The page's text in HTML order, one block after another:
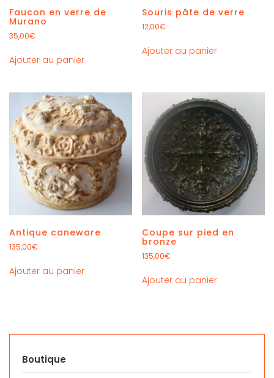
Faucon en verre de
Murano
35,00€
Ajouter au panier
Souris pâte de verre
12,00€
Ajouter au panier
Antique caneware
135,00€
Ajouter au panier
Coupe sur pied en
bronze
135,00€
Ajouter au panier
Boutique